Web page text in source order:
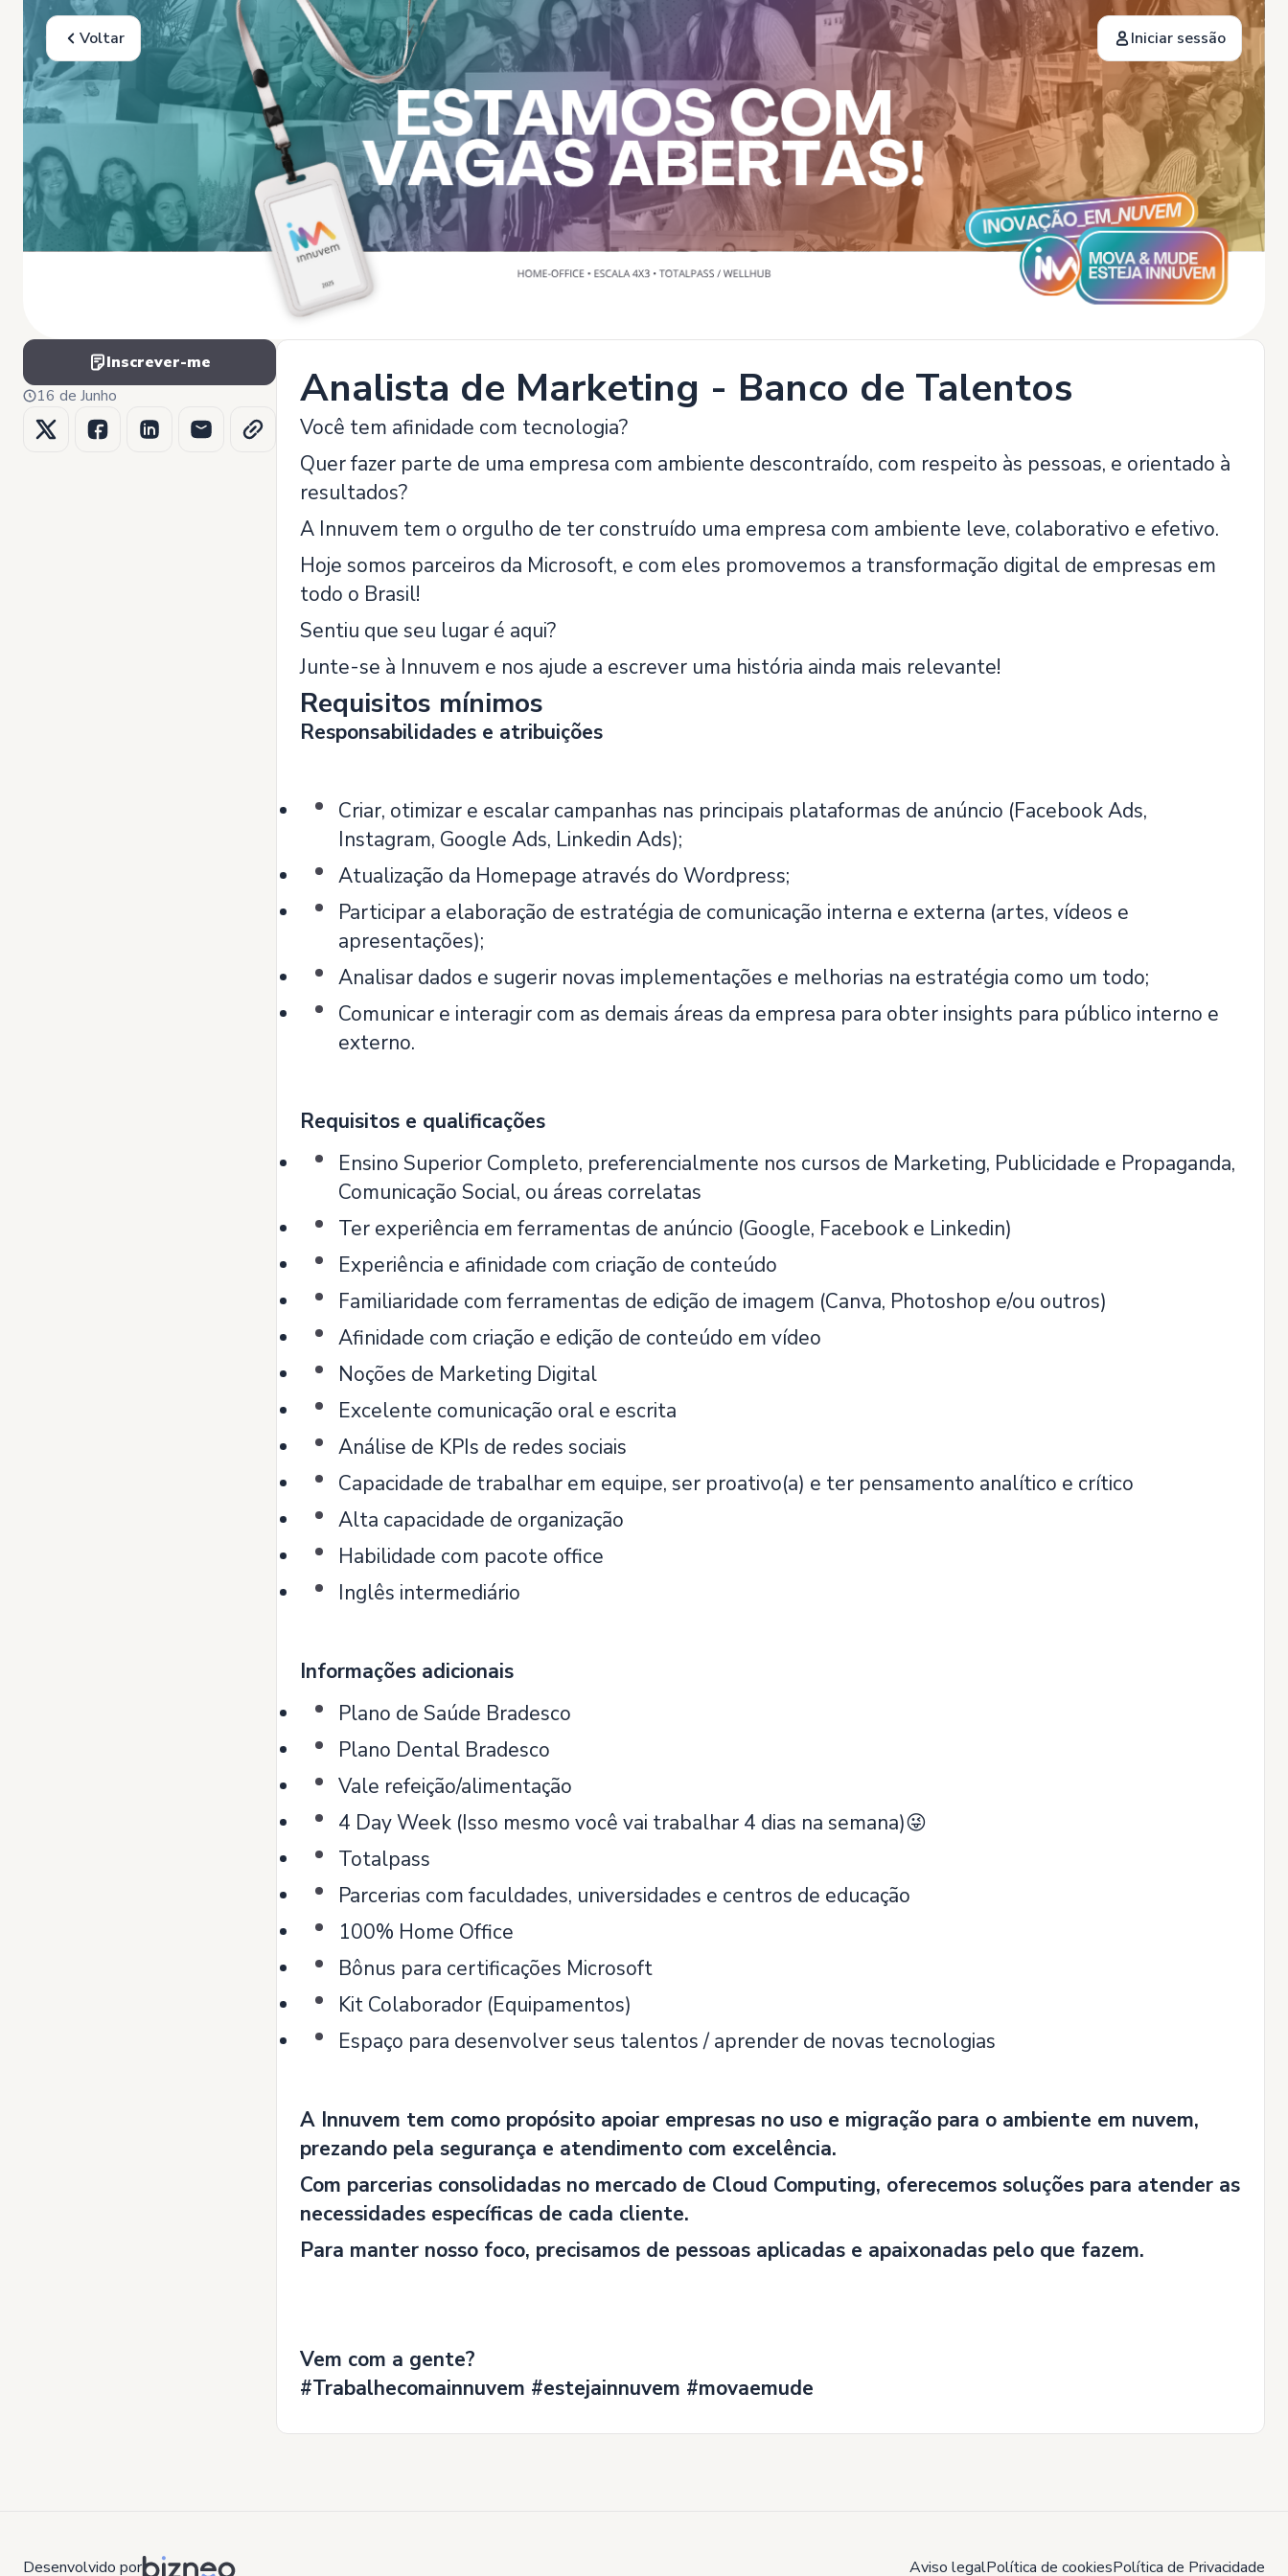
Voltar Iniciar sessão
Inscrever-me
16 de Junho
Analista de Marketing - Banco de Talentos
Você tem afinidade com tecnologia?
Quer fazer parte de uma empresa com ambiente descontraído, com respeito às pessoas, e orientado à
resultados?
A Innuvem tem o orgulho de ter construído uma empresa com ambiente leve, colaborativo e efetivo.
Hoje somos parceiros da Microsoft, e com eles promovemos a transformação digital de empresas em
todo o Brasil!
Sentiu que seu lugar é aqui?
Junte-se à Innuvem e nos ajude a escrever uma história ainda mais relevante!
Requisitos mínimos
Responsabilidades e atribuições
Criar, otimizar e escalar campanhas nas principais plataformas de anúncio (Facebook Ads,
Instagram, Google Ads, Linkedin Ads);
Atualização da Homepage através do Wordpress;
Participar a elaboração de estratégia de comunicação interna e externa (artes, vídeos e
apresentações);
Analisar dados e sugerir novas implementações e melhorias na estratégia como um todo;
Comunicar e interagir com as demais áreas da empresa para obter insights para público interno e
externo.
Requisitos e qualificações
Ensino Superior Completo, preferencialmente nos cursos de Marketing, Publicidade e Propaganda,
Comunicação Social, ou áreas correlatas
Ter experiência em ferramentas de anúncio (Google, Facebook e Linkedin)
Experiência e afinidade com criação de conteúdo
Familiaridade com ferramentas de edição de imagem (Canva, Photoshop e/ou outros)
Afinidade com criação e edição de conteúdo em vídeo
Noções de Marketing Digital
Excelente comunicação oral e escrita
Análise de KPIs de redes sociais
Capacidade de trabalhar em equipe, ser proativo(a) e ter pensamento analítico e crítico
Alta capacidade de organização
Habilidade com pacote office
Inglês intermediário
Informações adicionais
Plano de Saúde Bradesco
Plano Dental Bradesco
Vale refeição/alimentação
4 Day Week (Isso mesmo você vai trabalhar 4 dias na semana)😜
Totalpass
Parcerias com faculdades, universidades e centros de educação
100% Home Office
Bônus para certificações Microsoft
Kit Colaborador (Equipamentos)
Espaço para desenvolver seus talentos / aprender de novas tecnologias
A Innuvem tem como propósito apoiar empresas no uso e migração para o ambiente em nuvem,
prezando pela segurança e atendimento com excelência.
Com parcerias consolidadas no mercado de Cloud Computing, oferecemos soluções para atender as
necessidades específicas de cada cliente.
Para manter nosso foco, precisamos de pessoas aplicadas e apaixonadas pelo que fazem.
Vem com a gente?
#Trabalhecomainnuvem #estejainnuvem #movaemude
Desenvolvido por Aviso legalPolítica de cookiesPolítica de Privacidade